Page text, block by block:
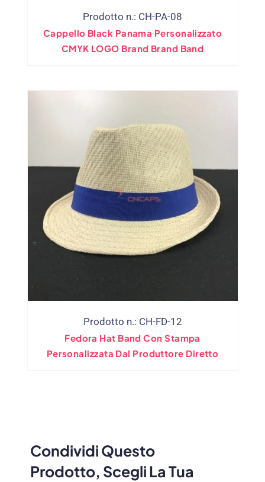
Prodotto n.: CH-PA-08
Cappello Black Panama Personalizzato
CMYK LOGO Brand Brand Band
Prodotto n.: CH-FD-12
Fedora Hat Band Con Stampa
Personalizzata Dal Produttore Diretto
Condividi Questo
Prodotto, Scegli La Tua